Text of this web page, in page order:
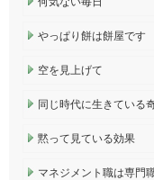
やっぱり餅は餅屋です
空を見上げて
同じ時代に生きている
黙って見ている効果
マネジメント職は専門